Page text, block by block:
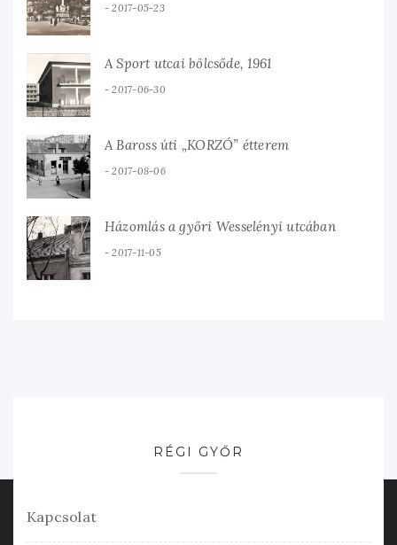
2017-05-23
A Sport utcai bölcsőde, 1961
2017-06-30
A Baross úti „KORZÓ” étterem
2017-08-06
Házomlás a győri Wesselényi utcában
2017-11-05
RÉGI GYŐR
Kapcsolat